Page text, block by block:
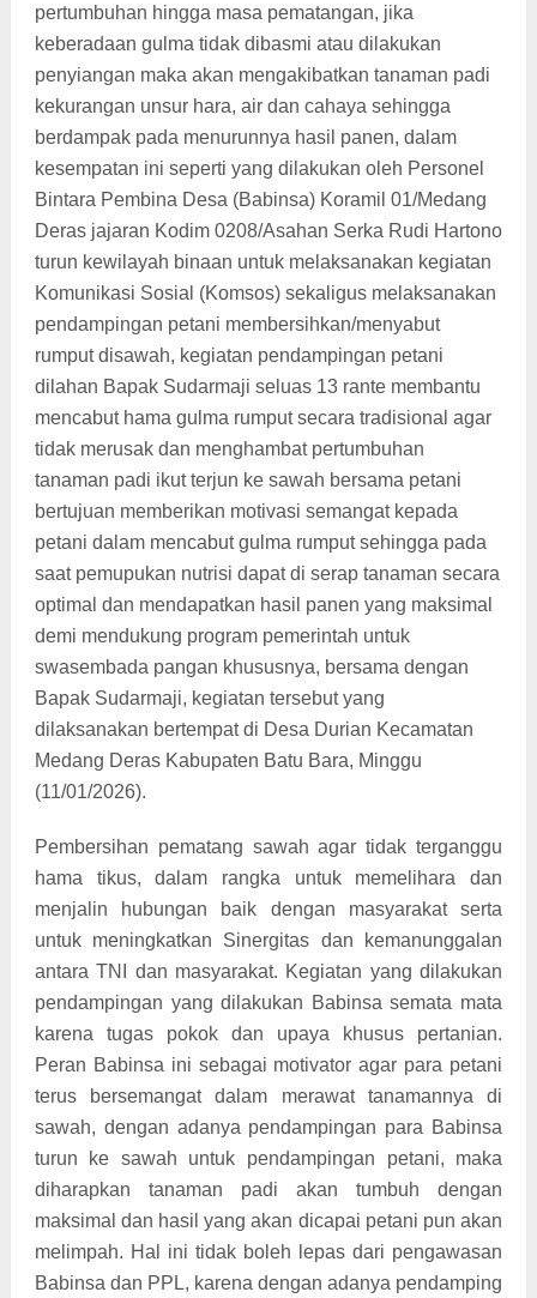
pertumbuhan hingga masa pematangan, jika
keberadaan gulma tidak dibasmi atau dilakukan
penyiangan maka akan mengakibatkan tanaman padi
kekurangan unsur hara, air dan cahaya sehingga
berdampak pada menurunnya hasil panen, dalam
kesempatan ini seperti yang dilakukan oleh Personel
Bintara Pembina Desa (Babinsa) Koramil 01/Medang
Deras jajaran Kodim 0208/Asahan Serka Rudi Hartono
turun kewilayah binaan untuk melaksanakan kegiatan
Komunikasi Sosial (Komsos) sekaligus melaksanakan
pendampingan petani membersihkan/menyabut
rumput disawah, kegiatan pendampingan petani
dilahan Bapak Sudarmaji seluas 13 rante membantu
mencabut hama gulma rumput secara tradisional agar
tidak merusak dan menghambat pertumbuhan
tanaman padi ikut terjun ke sawah bersama petani
bertujuan memberikan motivasi semangat kepada
petani dalam mencabut gulma rumput sehingga pada
saat pemupukan nutrisi dapat di serap tanaman secara
optimal dan mendapatkan hasil panen yang maksimal
demi mendukung program pemerintah untuk
swasembada pangan khususnya, bersama dengan
Bapak Sudarmaji, kegiatan tersebut yang
dilaksanakan bertempat di Desa Durian Kecamatan
Medang Deras Kabupaten Batu Bara, Minggu
(11/01/2026).
Pembersihan pematang sawah agar tidak terganggu
hama tikus, dalam rangka untuk memelihara dan
menjalin hubungan baik dengan masyarakat serta
untuk meningkatkan Sinergitas dan kemanunggalan
antara TNI dan masyarakat. Kegiatan yang dilakukan
pendampingan yang dilakukan Babinsa semata mata
karena tugas pokok dan upaya khusus pertanian.
Peran Babinsa ini sebagai motivator agar para petani
terus bersemangat dalam merawat tanamannya di
sawah, dengan adanya pendampingan para Babinsa
turun ke sawah untuk pendampingan petani, maka
diharapkan tanaman padi akan tumbuh dengan
maksimal dan hasil yang akan dicapai petani pun akan
melimpah. Hal ini tidak boleh lepas dari pengawasan
Babinsa dan PPL, karena dengan adanya pendamping